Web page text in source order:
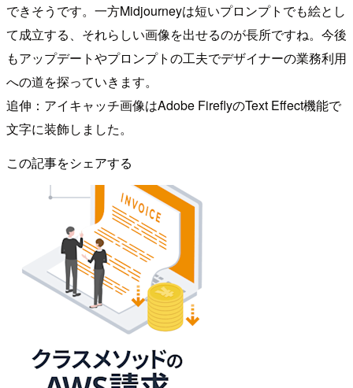
できそうです。一方Midjourneyは短いプロンプトでも絵とし
て成立する、それらしい画像を出せるのが長所ですね。今後
もアップデートやプロンプトの工夫でデザイナーの業務利用
への道を探っていきます。
追伸：アイキャッチ画像はAdobe FireflyのText Effect機能で
文字に装飾しました。
この記事をシェアする